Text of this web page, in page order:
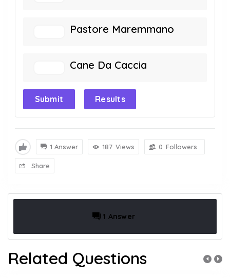
Pastore Maremmano
Cane Da Caccia
Submit Results
1 Answer 187 Views 0 Followers
Share
1 Answer
Related Questions